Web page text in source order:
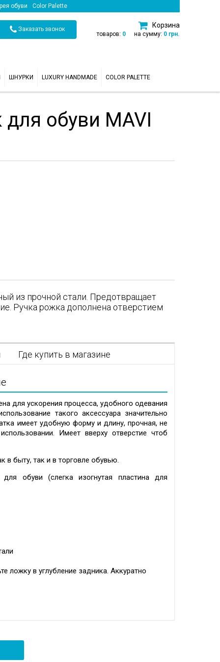
обуви Color Palette
Заказать звонок
Корзина
товаров: 0 на сумму: 0 грн.
ШНУРКИ LUXURY HANDMADE COLOR PALETTE
обуви MAVI
из прочной стали. Предотвращает
Ручка рожка дополнена отверстием
Где купить в магазине
для ускорения процесса, удобного одевания
такого аксессуара значительно
имеет удобную форму и длину, прочная, не
Имеет вверху отверстие чтоб
быту, так и в торговле обувью.
обуви (слегка изогнутая пластина для
ложку в углубление задника. Аккуратно